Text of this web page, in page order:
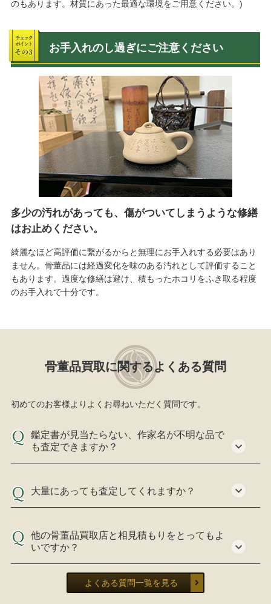
のもあります。材質にあった最適な環境をご用意ください。)
お手入れのし過ぎにご注意ください
多少の汚れがあっても、傷がついてしまうような修繕
はお止めください。
綺麗なほど高評価に繋がるからと無理にお手入れする必要はあり
ません。骨董品には経過変化を味のある汚れとして評価すること
もあります。過度な修繕は避け、積もったホコリをふき取る程度
のお手入れで十分です。
骨董品買取に関するよくある質問
初めてのお客様よりよくお尋ねいただく質問です。
鑑定書が見当たらない、作家名が不明な品で
も査定できますか？
大量にあっても査定してくれますか？
他の骨董品買取店と相見積もりをとってもよ
いですか？
よくある質問一覧を見る